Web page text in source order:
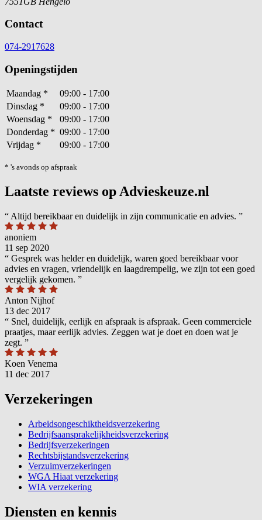
Contact
074-2917628
Openingstijden
Maandag *
09:00 - 17:00
Dinsdag *
09:00 - 17:00
Woensdag *
09:00 - 17:00
Donderdag * 09:00 - 17:00
Vrijdag * 09:00 - 17:00
* 's avonds op afspraak
Laatste reviews op Advieskeuze.nl
“ Altijd bereikbaar en duidelijk in zijn communicatie en advies. ”
anoniem
11 sep 2020
“ Gesprek was helder en duidelijk, waren goed bereikbaar voor
advies en vragen, vriendelijk en laagdrempelig, we zijn tot een goed
vergelijk gekomen. ”
Anton Nijhof
13 dec 2017
“ Snel, duidelijk, eerlijk en afspraak is afspraak. Geen commerciele
praatjes, maar eerlijk advies. Zeggen wat je doet en doen wat je
zegt. ”
Koen Venema
11 dec 2017
Verzekeringen
Arbeidsongeschiktheidsverzekering
Bedrijfsaansprakelijkheidsverzekering
Bedrijfsverzekeringen
Rechtsbijstandsverzekering
Verzuimverzekeringen
WGA Hiaat verzekering
WIA verzekering
Diensten en kennis